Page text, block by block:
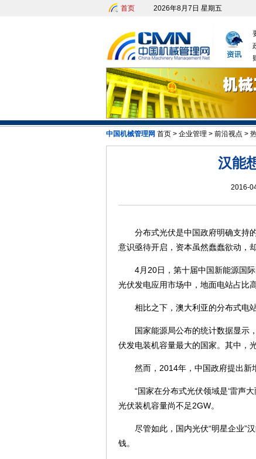
首页 2026年8月7日 星期五
中国机械管理网 首页 > 企业管理 > 前沿视点 >
发改委
汉能
2016-
分布式光伏是中国政府明确支持的
意识亟待开启，资本虽然蠢蠢欲动，
4月20日，第十届中国新能源国际
光伏发电应用市场中，地面电站占比
相比之下，澳大利亚的分布式电站
国家能源局公布的统计数据显示，
伏发电装机容量最大的国家。其中，
然而，2014年，中国政府提出新增
“国家在分布式光伏领域是‘雷声大
光伏装机容量尚不足2GW。
尽管如此，国内光伏“明星企业”汉
钱。